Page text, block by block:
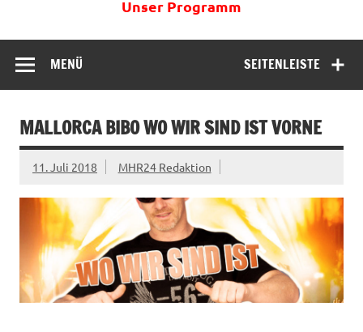
Unser Programm
SEITENLEISTE
MENÜ
MALLORCA BIBO WO WIR SIND IST VORNE
11. Juli 2018 MHR24 Redaktion